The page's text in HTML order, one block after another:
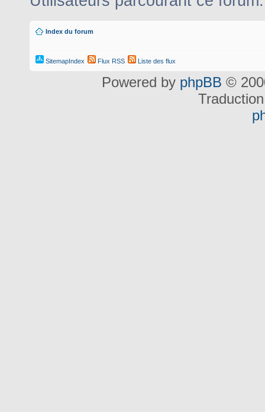
Index du forum
SitemapIndex Flux RSS Liste des flux
Powered by phpBB ©